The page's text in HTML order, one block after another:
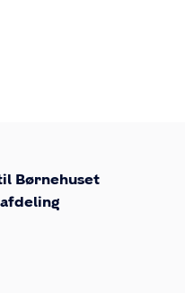
Børnehuset